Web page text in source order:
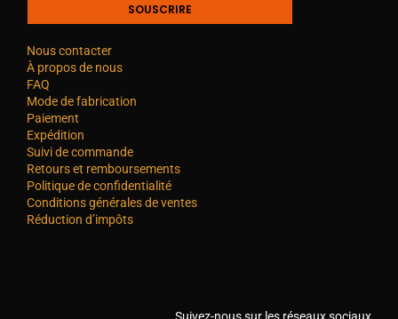
SOUSCRIRE
Nous contacter
À propos de nous
FAQ
Mode de fabrication
Paiement
Expédition
Suivi de commande
Retours et remboursements
Politique de confidentialité
Conditions générales de ventes
Réduction d’impôts
Suivez-nous sur les réseaux sociaux